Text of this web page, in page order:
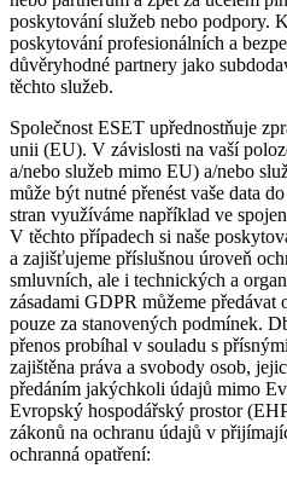
poskytování služeb nebo podpory.
poskytování profesionálních a
důvěryhodné partnery jako
těchto služeb.
Společnost ESET upřednostňuje
unii (EU). V závislosti na vaší
a/nebo služeb mimo EU) a/nebo
může být nutné přenést vaše data
stran využíváme například ve
V těchto případech si naše
a zajišťujeme příslušnou úroveň
smluvních, ale i technických a
zásadami GDPR můžeme předávat
pouze za stanovených podmínek.
přenos probíhal v souladu s
zajištěna práva a svobody osob,
předáním jakýchkoli údajů mimo
Evropský hospodářský prostor
zákonů na ochranu údajů v
ochranná opatření: